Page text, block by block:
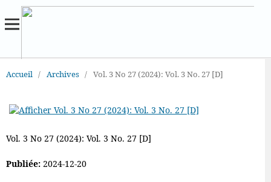
Accueil / Archives / Vol. 3 No 27 (2024): Vol. 3 No. 27 [D]
Vol. 3 No 27 (2024): Vol. 3 No. 27 [D]
Publiée: 2024-12-20